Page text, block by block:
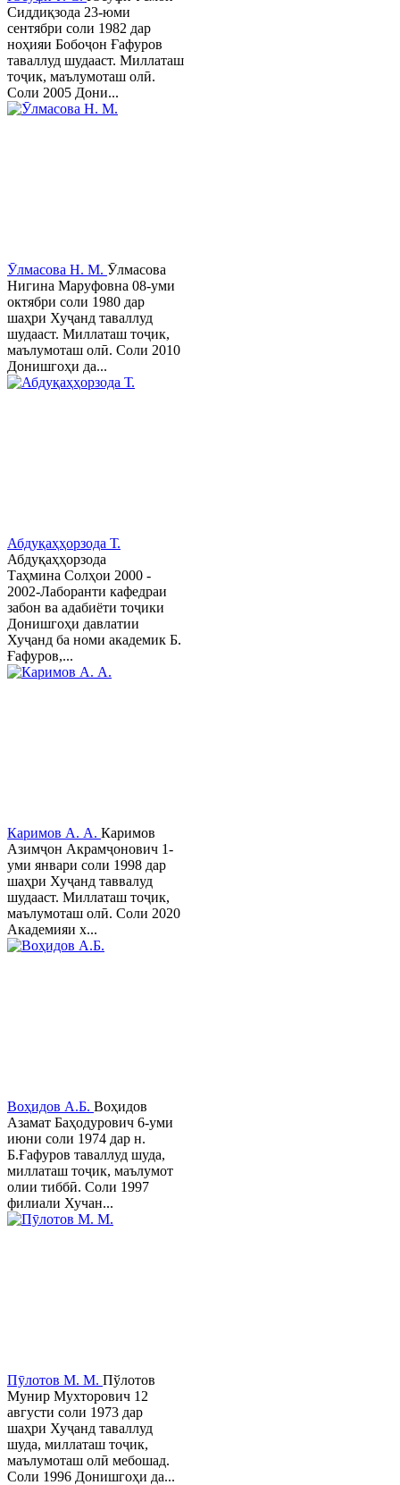
Сиддиқзода 23-юми
сентябри соли 1982 дар
ноҳияи Бобоҷон Ғафуров
таваллуд шудааст. Миллаташ
тоҷик, маълумоташ олӣ.
Соли 2005 Дони...
Ӯлмасова Н. М. Ӯлмасова
Нигина Маруфовна 08-уми
октябри соли 1980 дар
шаҳри Хуҷанд таваллуд
шудааст. Миллаташ тоҷик,
маълумоташ олӣ. Соли 2010
Донишгоҳи да...
Абдуқаҳҳорзода Т.
Абдуқаҳҳорзода
Таҳмина Солҳои 2000 -
2002-Лаборанти кафедраи
забон ва адабиёти тоҷики
Донишгоҳи давлатии
Хуҷанд ба номи академик Б.
Ғафуров,...
Каримов А. А. Каримов
Азимҷон Акрамҷонович 1-
уми январи соли 1998 дар
шаҳри Хуҷанд таввалуд
шудааст. Миллаташ тоҷик,
маълумоташ олӣ. Соли 2020
Академияи х...
Воҳидов А.Б. Воҳидов
Азамат Баҳодурович 6-уми
июни соли 1974 дар н.
Б.Ғафуров таваллуд шуда,
миллаташ тоҷик, маълумот
олии тиббӣ. Соли 1997
филиали Хучан...
Пӯлотов М. М. Пўлотов
Мунир Мухторович 12
августи соли 1973 дар
шаҳри Хуҷанд таваллуд
шуда, миллаташ тоҷик,
маълумоташ олӣ мебошад.
Соли 1996 Донишгоҳи да...